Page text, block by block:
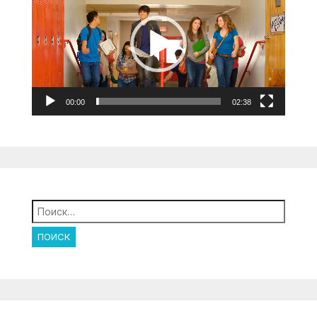
00:00 02:38
Найти: